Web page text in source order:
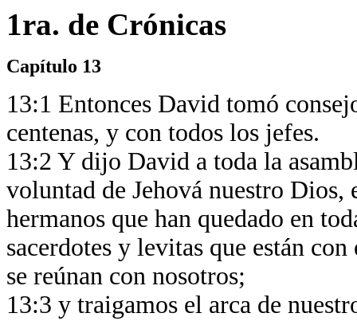
1ra. de Crónicas
Capítulo 13
13:1 Entonces David tomó
centenas, y con todos los jefes.
13:2 Y dijo David a toda la
voluntad de Jehová nuestro Dios,
hermanos que han quedado en
sacerdotes y levitas que están
se reúnan con nosotros;
13:3 y traigamos el arca de